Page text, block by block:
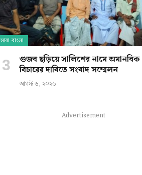
সারা বাংলা
গুজব ছড়িয়ে সালিশের নামে অমানবিক
বিচারের দাবিতে সংবাদ সম্মেলন
আগস্ট ৬, ২০২৬
Advertisement